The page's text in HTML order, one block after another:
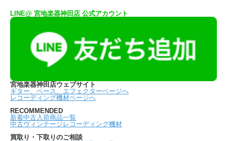
LINE@ 宮地楽器神田店 公式アカウント
宮地楽器神田店ウェブサイト
ギター、ベース、エフェクターページへ
レコーディング機材ページへ
RECOMMENDED
新着中古入荷商品一覧
中古ヴィンテージレコーディング機材
買取り・下取りのご相談